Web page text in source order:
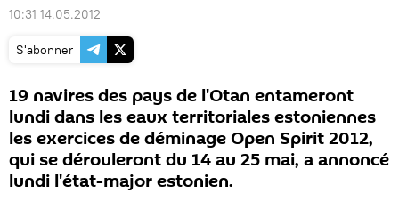
10:31 14.05.2012
S'abonner
19 navires des pays de l'Otan entameront
lundi dans les eaux territoriales estoniennes
les exercices de déminage Open Spirit 2012,
qui se dérouleront du 14 au 25 mai, a annoncé
lundi l'état-major estonien.